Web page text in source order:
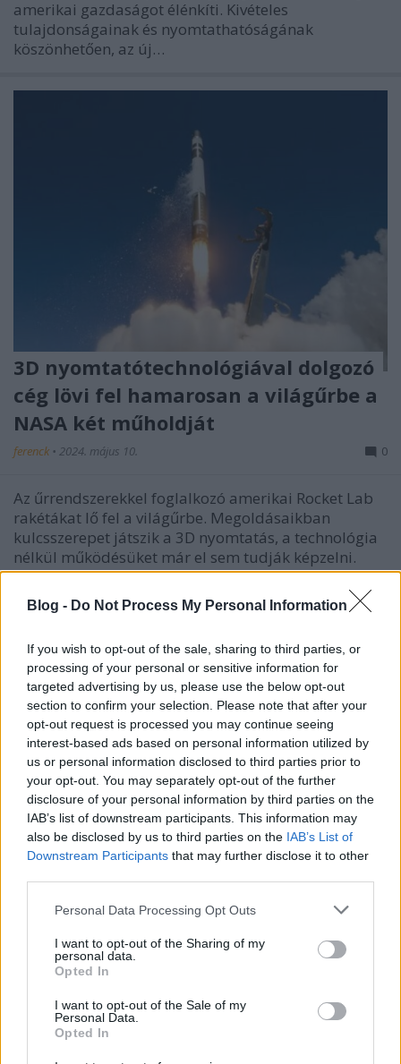
Blog - Do Not Process My Personal Information
If you wish to opt-out of the sale, sharing to third parties, or
processing of your personal or sensitive information for
targeted advertising by us, please use the below opt-out
section to confirm your selection. Please note that after your
opt-out request is processed you may continue seeing
interest-based ads based on personal information utilized by
us or personal information disclosed to third parties prior to
your opt-out. You may separately opt-out of the further
disclosure of your personal information by third parties on the
IAB’s list of downstream participants. This information may
also be disclosed by us to third parties on the IAB’s List of
Downstream Participants that may further disclose it to other
Please note that this website/app uses one or more Google
not limited to your visit or usage behaviour. You may click to
grant or deny consent to Google and its third-party tags to
use your data for below specified purposes in below Google
consent section.
Personal Data Processing Opt Outs
I want to opt-out of the Sharing of my
personal data.
Opted In
I want to opt-out of the Sale of my
Personal Data.
Opted In
amerikai gazdaságot élénkíti. Kivételes
tulajdonságainak és nyomtathatóságának
köszönhetően, az új…
3D nyomtatótechnológiával dolgozó
cég lövi fel hamarosan a világűrbe a
NASA két műholdját
ferenck • 2024. május 10. 0
Az űrrendszerekkel foglalkozó amerikai Rocket Lab
rakétákat lő fel a világűrbe. Megoldásaikban
kulcsszerepet játszik a 3D nyomtatás, a technológia
nélkül működésüket már el sem tudják képzelni.
Jelenleg a NASA PREFIRE missziójának részeként két
Electron rakéta fellövését tervezik. Mindkettővel
525…
A NASA nyomtatott elektronikát
tesztelt a világűrben
Az űripar a 3D nyomtatás lehetőségeit kihasználó,